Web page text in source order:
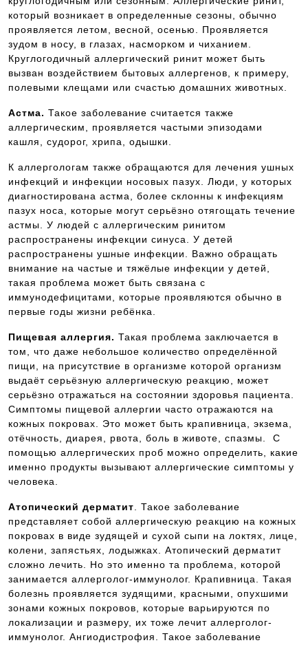
который возникает в определенные сезоны, обычно
проявляется летом, весной, осенью. Проявляется
зудом в носу, в глазах, насморком и чиханием.
Круглогодичный аллергический ринит может быть
вызван воздействием бытовых аллергенов, к примеру,
полевыми клещами или счастью домашних животных.
Астма. Такое заболевание считается также
аллергическим, проявляется частыми эпизодами
кашля, судорог, хрипа, одышки.
К аллергологам также обращаются для лечения ушных
инфекций и инфекции носовых пазух. Люди, у которых
диагностирована астма, более склонны к инфекциям
пазух носа, которые могут серьёзно отягощать течение
астмы. У людей с аллергическим ринитом
распространены инфекции синуса. У детей
распространены ушные инфекции. Важно обращать
внимание на частые и тяжёлые инфекции у детей,
такая проблема может быть связана с
иммунодефицитами, которые проявляются обычно в
первые годы жизни ребёнка.
Пищевая аллергия. Такая проблема заключается в
том, что даже небольшое количество определённой
пищи, на присутствие в организме которой организм
выдаёт серьёзную аллергическую реакцию, может
серьёзно отражаться на состоянии здоровья пациента.
Симптомы пищевой аллергии часто отражаются на
кожных покровах. Это может быть крапивница, экзема,
отёчность, диарея, рвота, боль в животе, спазмы. С
помощью аллергических проб можно определить, какие
именно продукты вызывают аллергические симптомы у
человека.
Атопический дерматит . Такое заболевание
представляет собой аллергическую реакцию на кожных
покровах в виде зудящей и сухой сыпи на локтях, лице,
колени, запястьях, лодыжках. Атопический дерматит
сложно лечить. Но это именно та проблема, которой
занимается аллерголог-иммунолог. Крапивница. Такая
болезнь проявляется зудящими, красными, опухшими
зонами кожных покровов, которые варьируются по
локализации и размеру, их тоже лечит аллерголог-
иммунолог. Ангиодистрофия. Такое заболевание